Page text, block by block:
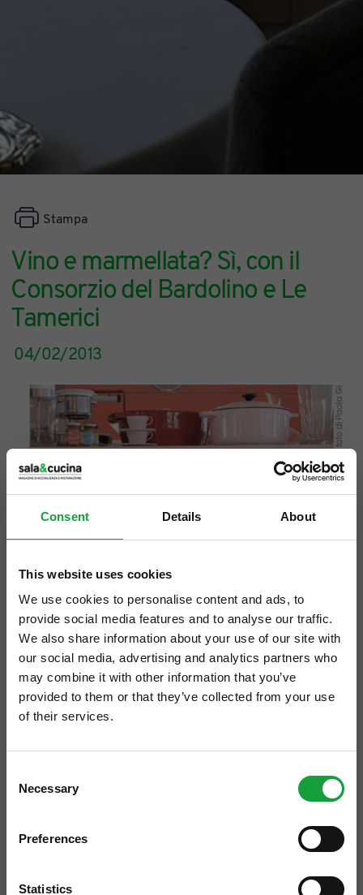
Consent Details About
This website uses cookies
We use cookies to personalise content and ads, to
provide social media features and to analyse our traffic.
We also share information about your use of our site with
our social media, advertising and analytics partners who
may combine it with other information that you’ve
provided to them or that they’ve collected from your use
of their services.
Selection
Necessary
Preferences
Statistics
Vino e marmellata? Sì, con il
Consorzio del Bardolino e Le
Tamerici
Stampa
04/02/2013
Barbolino & Chiaretto e mostarde &
“La golosa eleganza della semplicità” dei
ISCRIVITI ALLA NEWSLETTER
Resta aggiornato su tutte le ultime novita nel campo